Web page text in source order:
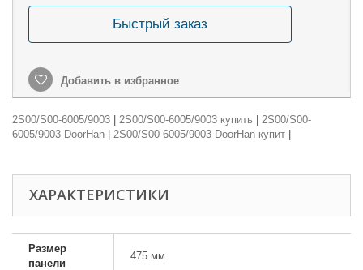
Быстрый заказ
Добавить в избранное
2S00/S00-6005/9003 2S00/S00-6005/9003 купить
2S00/S00-
6005/9003 DoorHan
2S00/S00-6005/9003 DoorHan купит
ХАРАКТЕРИСТИКИ
Размер
панели
475 мм